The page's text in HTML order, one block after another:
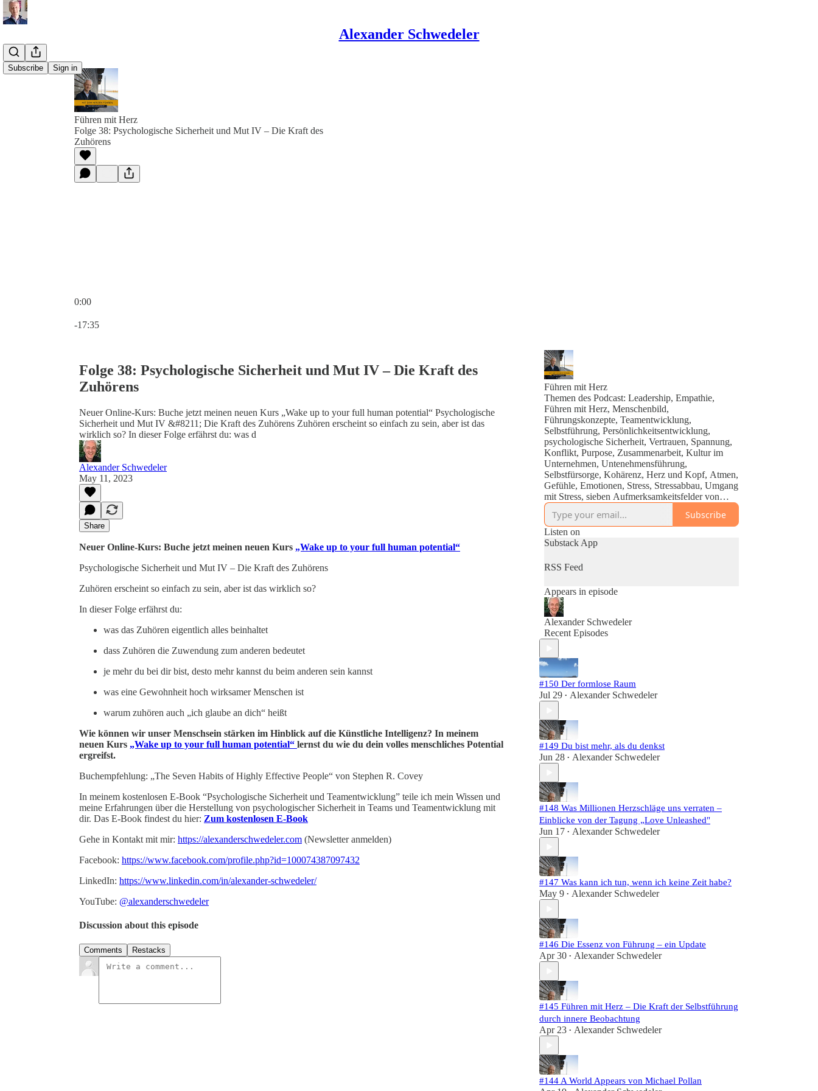
Alexander Schwedeler
Subscribe Sign in
Führen mit Herz
Folge 38: Psychologische Sicherheit und Mut IV – Die Kraft des
Zuhörens
0:00
-17:35
Folge 38: Psychologische Sicherheit und Mut IV – Die Kraft des
Zuhörens
Neuer Online-Kurs: Buche jetzt meinen neuen Kurs „Wake up to your full human potential“ Psychologische
Sicherheit und Mut IV &#8211; Die Kraft des Zuhörens Zuhören erscheint so einfach zu sein, aber ist das
wirklich so? In dieser Folge erfährst du: was d
Alexander Schwedeler
May 11, 2023
Share
Neuer Online-Kurs: Buche jetzt meinen neuen Kurs „Wake up to your full human potential“
Psychologische Sicherheit und Mut IV – Die Kraft des Zuhörens
Zuhören erscheint so einfach zu sein, aber ist das wirklich so?
In dieser Folge erfährst du:
was das Zuhören eigentlich alles beinhaltet
dass Zuhören die Zuwendung zum anderen bedeutet
je mehr du bei dir bist, desto mehr kannst du beim anderen sein kannst
was eine Gewohnheit hoch wirksamer Menschen ist
warum zuhören auch „ich glaube an dich“ heißt
Wie können wir unser Menschsein stärken im Hinblick auf die Künstliche Intelligenz? In meinem
neuen Kurs „Wake up to your full human potential“ lernst du wie du dein volles menschliches Potential
ergreifst.
Buchempfehlung: „The Seven Habits of Highly Effective People“ von Stephen R. Covey
In meinem kostenlosen E-Book “Psychologische Sicherheit und Teamentwicklung” teile ich mein Wissen und
meine Erfahrungen über die Herstellung von psychologischer Sicherheit in Teams und Teamentwicklung mit
dir. Das E-Book findest du hier: Zum kostenlosen E-Book
Gehe in Kontakt mit mir: https://alexanderschwedeler.com (Newsletter anmelden)
Facebook: https://www.facebook.com/profile.php?id=100074387097432
LinkedIn: https://www.linkedin.com/in/alexander-schwedeler/
YouTube: @alexanderschwedeler
Discussion about this episode
Comments Restacks
Führen mit Herz
Themen des Podcast: Leadership, Empathie,
Führen mit Herz, Menschenbild,
Führungskonzepte, Teamentwicklung,
Selbstführung, Persönlichkeitsentwicklung,
psychologische Sicherheit, Vertrauen, Spannung,
Konflikt, Purpose, Zusammenarbeit, Kultur im
Unternehmen, Untenehmensführung,
Selbstfürsorge, Kohärenz, Herz und Kopf, Atmen,
Gefühle, Emotionen, Stress, Stressabbau, Umgang
mit Stress, sieben Aufmerksamkeitsfelder von
Führung, sieben Führungsqualitäten,
Herausforderungen von Führungskräften, vertikale
und horizontale Führung, Ich-Entwicklung,
höheres Selbst, Zukunfts-Ich, New Work, Inner
Work, Transformation, Manifestieren, heartmath,
Herzintelligenz.
Subscribe
Listen on
Substack App
RSS Feed
Appears in episode
Alexander Schwedeler
Recent Episodes
#150 Der formlose Raum
Jul 29 • Alexander Schwedeler
#149 Du bist mehr, als du denkst
Jun 28 • Alexander Schwedeler
#148 Was Millionen Herzschläge uns verraten –
Einblicke von der Tagung „Love Unleashed"
Jun 17 • Alexander Schwedeler
#147 Was kann ich tun, wenn ich keine Zeit habe?
May 9 • Alexander Schwedeler
#146 Die Essenz von Führung – ein Update
Apr 30 • Alexander Schwedeler
#145 Führen mit Herz – Die Kraft der Selbstführung
durch innere Beobachtung
Apr 23 • Alexander Schwedeler
#144 A World Appears von Michael Pollan